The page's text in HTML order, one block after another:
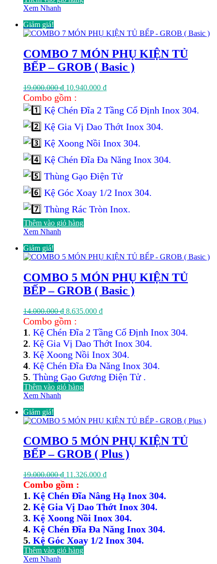
Xem Nhanh
Giảm giá!
COMBO 7 MÓN PHỤ KIỆN TỦ
BẾP – GROB ( Basic )
19.000.000₫ Giá
gốc
19.000.000 ₫.
10.940.000 ₫Giá
tại
là:
10.940.000 ₫.
Combo gồm :
Kệ Chén Đĩa 2 Tầng Cố Định Inox 304.
Kệ Gia Vị Dao Thớt Inox 304.
Kệ Xoong Nồi Inox 304.
Kệ Chén Đĩa Đa Năng Inox 304.
Thùng Gạo Điện Tử
Kệ Góc Xoay 1/2 Inox 304.
Thùng Rác Tròn Inox.
Thêm vào giỏ hàng
Xem Nhanh
Giảm giá!
COMBO 5 MÓN PHỤ KIỆN TỦ
BẾP – GROB ( Basic )
14.000.000₫ Giá
gốc
là:
14.000.000 ₫.
8.635.000 ₫Giá
tại
là:
8.635.000 ₫.
Combo gồm :
1. Kệ Chén Đĩa 2 Tầng Cố Định Inox 304.
2. Kệ Gia Vị Dao Thớt Inox 304.
3. Kệ Xoong Nồi Inox 304.
4. Kệ Chén Đĩa Đa Năng Inox 304.
5. Thùng Gạo Gương Điện Tử .
Thêm vào giỏ hàng
Xem Nhanh
Giảm giá!
COMBO 5 MÓN PHỤ KIỆN TỦ
BẾP – GROB ( Plus )
19.000.000₫ Giá
gốc
là:
19.000.000 ₫.
11.326.000 ₫Giá
tại
là:
11.326.000 ₫.
Combo gồm :
1. Kệ Chén Đĩa Nâng Hạ Inox 304.
2. Kệ Gia Vị Dao Thớt Inox 304.
3. Kệ Xoong Nồi Inox 304.
4. Kệ Chén Đĩa Đa Năng Inox 304.
5. Kệ Góc Xoay 1/2 Inox 304.
Thêm vào giỏ hàng
Xem Nhanh